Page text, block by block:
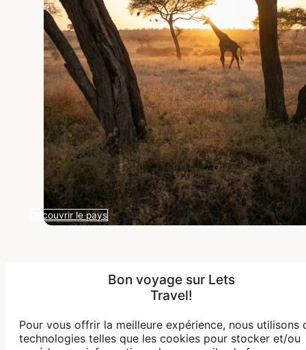
Bon voyage sur Lets
Travel!
Pour vous offrir la meilleure expérience, nous utilisons
technologies telles que les cookies pour stocker et/ou
Découvrir le pays
AFRIQUE DU SUD
Des villes vibrantes aux réserves sauvages du
Big Five.